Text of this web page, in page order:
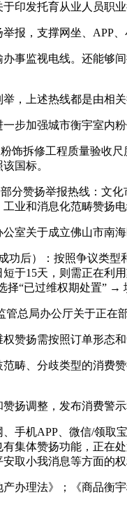
发托育从业人员职业
，支撑网坐、APP、
监视电线。还能够‌间
上述热线都是由相关
加强城市衡宇室内粉
拆修工程质量验收尺
国标。
赞扬举报热线：文化
业和消息化范畴赞扬
关于成立佛山市南海
后）：按照争议类型
于15天，则需正在利
“已过维权期处置” →
局办公厅关于正在部
扬需按照订单形态和
、分歧类型的消费赞
调整，发布消费警示
机APP、微信/领取宝
集体赞扬功能，正在
取小我消息等方面的
理法》；《商品衡宇